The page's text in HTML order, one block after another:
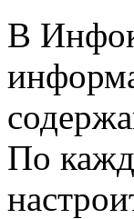
В
По